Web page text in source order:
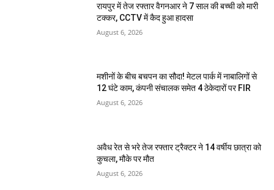
रायपुर में तेज रफ्तार वैगनआर ने 7 साल की बच्ची को मारी
टक्कर, CCTV में कैद हुआ हादसा
August 6, 2026
मशीनों के बीच बचपन का सौदा! मेटल पार्क में नाबालिगों से
12 घंटे काम, कंपनी संचालक समेत 4 ठेकेदारों पर FIR
August 6, 2026
अवैध रेत से भरे तेज रफ्तार ट्रैक्टर ने 14 वर्षीय छात्रा को
कुचला, मौके पर मौत
August 6, 2026